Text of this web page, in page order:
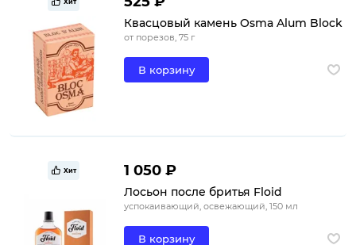
Хит
Квасцовый камень Osma Alum Block
от порезов, 75 г
В корзину
Хит 1 050 ₽
Лосьон после бритья Floid
успокаивающий, освежающий, 150 мл
В корзину